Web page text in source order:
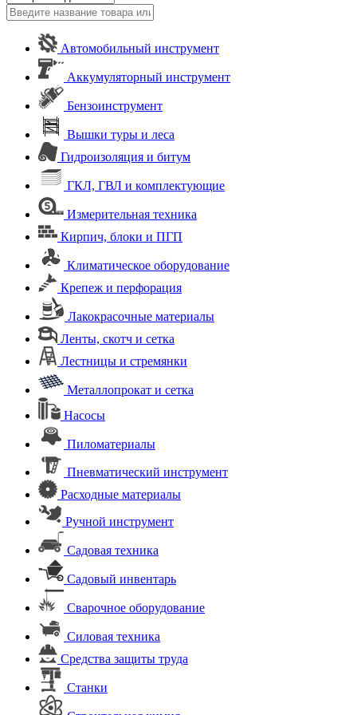
Автомобильный инструмент
Аккумуляторный инструмент
Бензоинструмент
Вышки туры и леса
Гидроизоляция и битум
ГКЛ, ГВЛ и комплектующие
Измерительная техника
Кирпич, блоки и ПГП
Климатическое оборудование
Крепеж и перфорация
Лакокрасочные материалы
Ленты, скотч и сетка
Лестницы и стремянки
Металлопрокат и сетка
Насосы
Пиломатериалы
Пневматический инструмент
Расходные материалы
Ручной инструмент
Садовая техника
Садовый инвентарь
Сварочное оборудование
Силовая техника
Средства защиты труда
Станки